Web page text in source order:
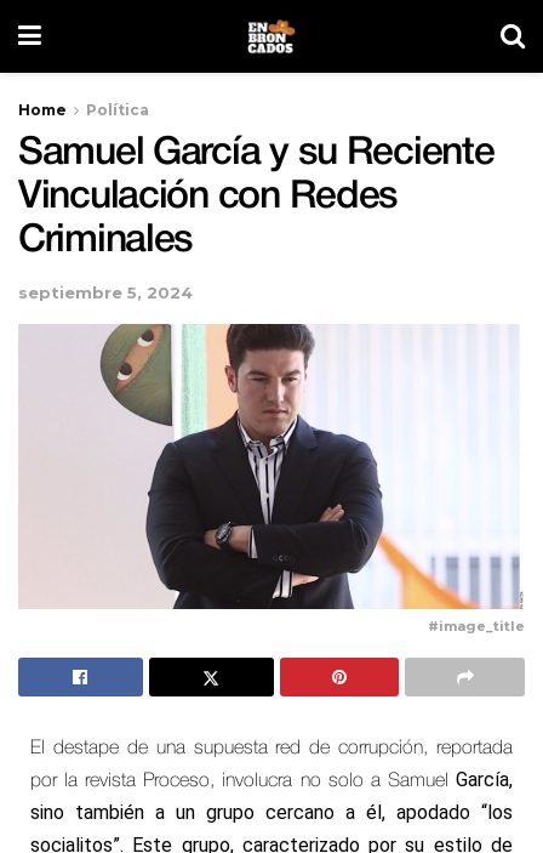
Home Política
Samuel García y su Reciente
Vinculación con Redes
Criminales
septiembre 5, 2024
#image_title
El destape de una supuesta red de corrupción, reportada
por la revista Proceso, involucra no solo a Samuel García,
sino también a un grupo cercano a él, apodado “los
socialitos”. Este grupo, caracterizado por su estilo de